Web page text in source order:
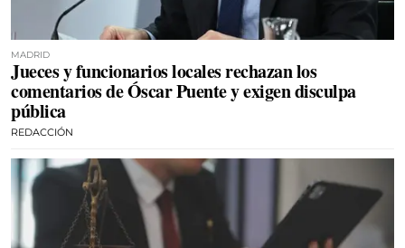
MADRID
Jueces y funcionarios locales rechazan los
comentarios de Óscar Puente y exigen disculpa
pública
REDACCIÓN